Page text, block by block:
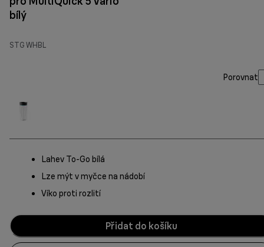
bílý
STG WHBL
Porovnat
Lahev To-Go bílá
Lze mýt v myčce na nádobí
Víko proti rozlití
Přidat do košíku